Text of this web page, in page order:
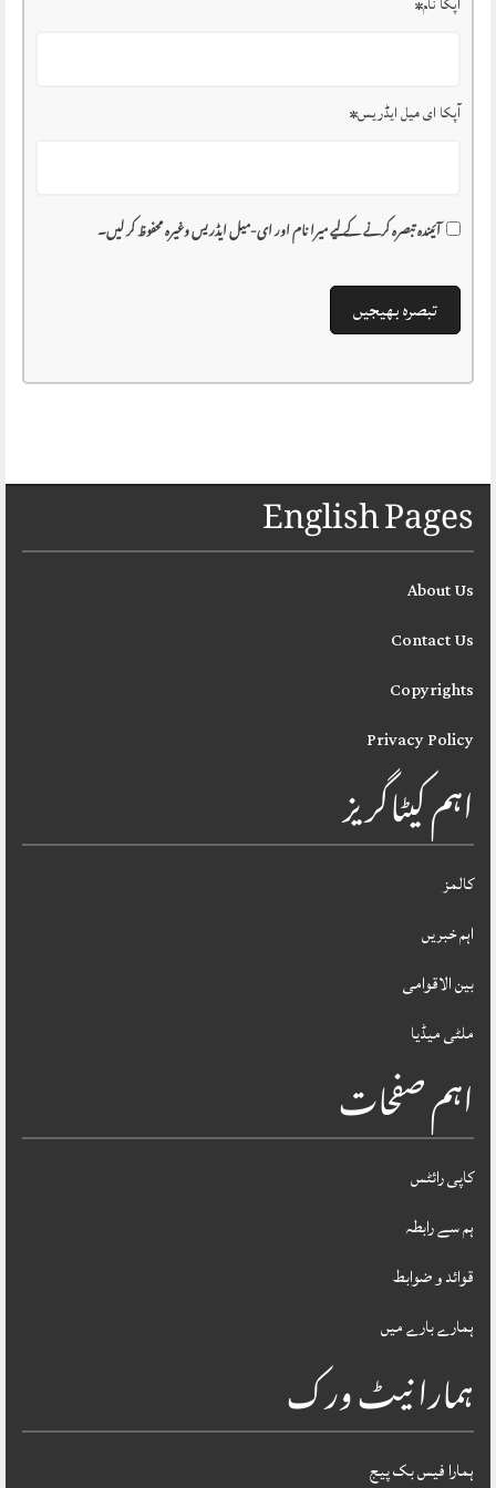
آپکا ای میل ایڈریس*
آئیندہ تبصرہ کرنے کے لیے میرا نام اور ای-میل ایڈریس وغیرہ محفوظ کر لیں۔
English Pages
About Us
Contact Us
Copyrights
Privacy Policy
اہم کیٹاگریز
کالمز
اہم خبریں
بین الاقوامی
ملٹی میڈیا
اہم صفحات
کاپی رائٹس
ہم سے رابطہ
قوائد و ضوابط
ہمارے بارے میں
ہمارا نیٹ ورک
ہمارا فیس بک پیج